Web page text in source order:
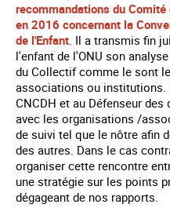
recommandations du
en 2016 concernant la
de l'Enfant . Il a transmis fin
l'enfant de l'ONU son
du Collectif comme le sont
associations ou institutions.
CNCDH et au Défenseur
avec les organisations /
de suivi tel que le nôtre afin
des autres. Dans le cas
organiser cette rencontre
une stratégie sur les points
dégageant de nos rapports.